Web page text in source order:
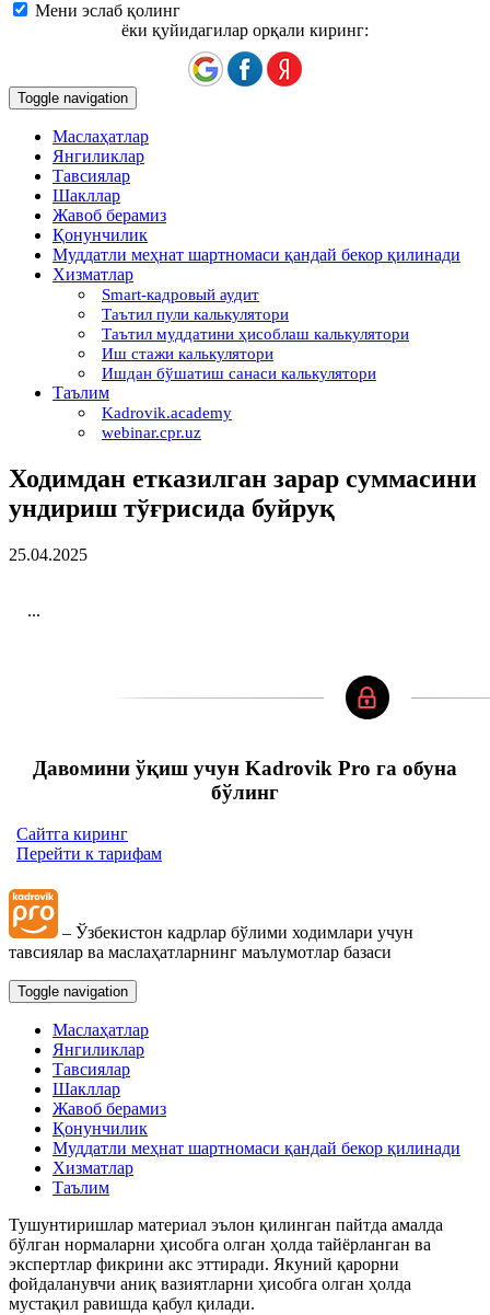
Мени эслаб қолинг
ёки қуйидагилар орқали киринг:
Toggle navigation
Маслаҳатлар
Янгиликлар
Тавсиялар
Шакллар
Жавоб берамиз
Қонунчилик
Муддатли меҳнат шартномаси қандай бекор қилинади
Хизматлар
Smart-кадровый аудит
Таътил пули калькулятори
Таътил муддатини ҳисоблаш калькулятори
Иш стажи калькулятори
Ишдан бўшатиш санаси калькулятори
Таълим
Kadrovik.academy
webinar.cpr.uz
Ходимдан етказилган зарар суммасини
ундириш тўғрисида буйруқ
25.04.2025
...
Давомини ўқиш учун Kadrovik Pro га обуна
бўлинг
Сайтга киринг
Перейти к тарифам
– Ўзбекистон кадрлар бўлими ходимлари учун
тавсиялар ва маслаҳатларнинг маълумотлар базаси
Toggle navigation
Маслаҳатлар
Янгиликлар
Тавсиялар
Шакллар
Жавоб берамиз
Қонунчилик
Муддатли меҳнат шартномаси қандай бекор қилинади
Хизматлар
Таълим
Тушунтиришлар материал эълон қилинган пайтда амалда
бўлган нормаларни ҳисобга олган ҳолда тайёрланган ва
экспертлар фикрини акс эттиради. Якуний қарорни
фойдаланувчи аниқ вазиятларни ҳисобга олган ҳолда
мустақил равишда қабул қилади.